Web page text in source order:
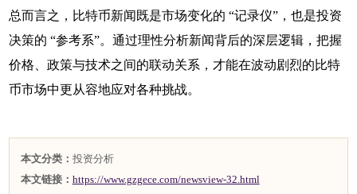
总而言之，比特币新闻既是市场变化的 “记录仪”，也是投资
决策的 “参考系”。通过理性分析新闻背后的深层逻辑，把握
价格、政策与技术之间的联动关系，才能在波动剧烈的比特
币市场中更从容地应对各种挑战。
本文分类： 投资分析
本文链接： https://www.gzgece.com/newsview-32.html